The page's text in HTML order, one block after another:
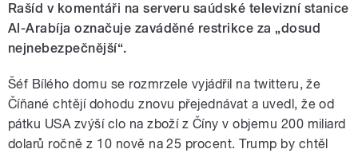
Rašíd v komentáři na serveru saúdské televizní stanice
Al-Arabíja označuje zaváděné restrikce za „dosud
nejnebezpečnější“.
Šéf Bílého domu se rozmrzele vyjádřil na twitteru, že
Číňané chtějí dohodu znovu přejednávat a uvedl, že od
pátku USA zvýší clo na zboží z Číny v objemu 200 miliard
dolarů ročně z 10 nově na 25 procent. Trump by chtěl